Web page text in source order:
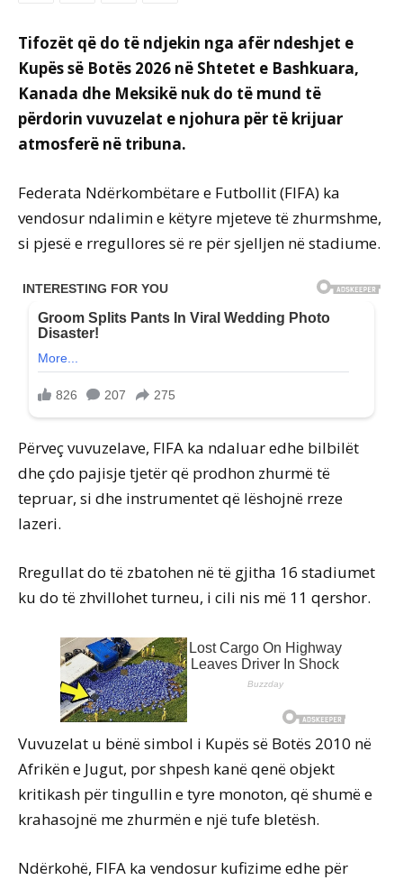
Tifozët që do të ndjekin nga afër ndeshjet e
Kupës së Botës 2026 në Shtetet e Bashkuara,
Kanada dhe Meksikë nuk do të mund të
përdorin vuvuzelat e njohura për të krijuar
atmosferë në tribuna.
Federata Ndërkombëtare e Futbollit (FIFA) ka
vendosur ndalimin e këtyre mjeteve të zhurmshme,
si pjesë e rregullores së re për sjelljen në stadiume.
Përveç vuvuzelave, FIFA ka ndaluar edhe bilbilët
dhe çdo pajisje tjetër që prodhon zhurmë të
tepruar, si dhe instrumentet që lëshojnë rreze
lazeri.
Rregullat do të zbatohen në të gjitha 16 stadiumet
ku do të zhvillohet turneu, i cili nis më 11 qershor.
Vuvuzelat u bënë simbol i Kupës së Botës 2010 në
Afrikën e Jugut, por shpesh kanë qenë objekt
kritikash për tingullin e tyre monoton, që shumë e
krahasojnë me zhurmën e një tufe bletësh.
Ndërkohë, FIFA ka vendosur kufizime edhe për